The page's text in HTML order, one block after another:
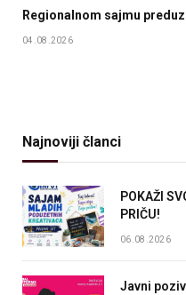
Regionalnom sajmu
04.08.2026
Najnoviji članci
POKAŽI
PRIČU!
06.08.2026
Javni